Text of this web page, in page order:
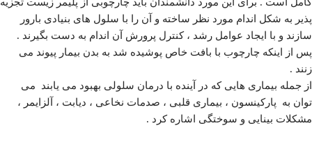
پذیر به شکل اندام مورد نظر ساخته و آن را با سلول های بنیادی بارور
سازند و با ایجاد عوامل رشد ، کنترل پرورش آن اندام به دست بگیرند .
پس از اینکه چارچوب با بافت خاص پوشیده شد به بدن بیمار پیوند می
زنند .
از جمله بیماری هایی که در آینده با درمان سلولی بهبود می یابند می
توان به پارکینسون ، بیماری قلبی ، صدمات نخاعی ، دیابت ، آلزایمر ،
مشکلات بینایی و سوختگی اشاره کرد .